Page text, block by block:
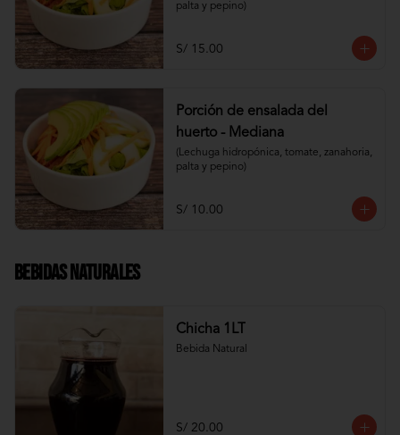
palta y pepino)
S/ 15.00
Porción de ensalada del
huerto - Mediana
(Lechuga hidropónica, tomate, zanahoria,
palta y pepino)
S/ 10.00
Bebidas Naturales
Chicha 1LT
Bebida Natural
S/ 20.00